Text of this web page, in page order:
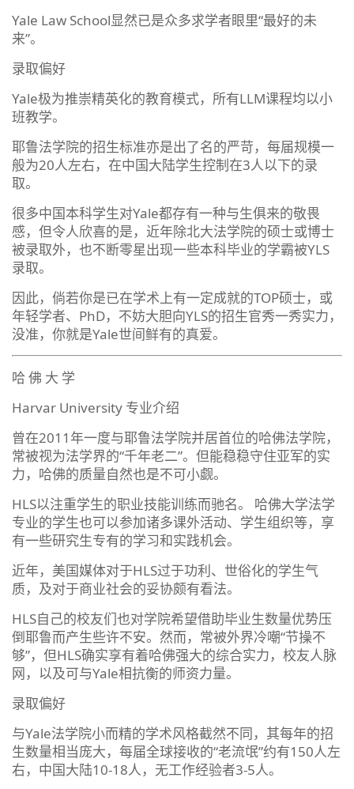
Yale Law School显然已是众多求学者眼里“最好的未
来”。
录取偏好
Yale极为推崇精英化的教育模式，所有LLM课程均以小
班教学。
耶鲁法学院的招生标准亦是出了名的严苛，每届规模一
般为20人左右，在中国大陆学生控制在3人以下的录
取。
很多中国本科学生对Yale都存有一种与生俱来的敬畏
感，但令人欣喜的是，近年除北大法学院的硕士或博士
被录取外，也不断零星出现一些本科毕业的学霸被YLS
录取。
因此，倘若你是已在学术上有一定成就的TOP硕士，或
年轻学者、PhD，不妨大胆向YLS的招生官秀一秀实力，
没准，你就是Yale世间鲜有的真爱。
哈 佛 大 学
Harvar University 专业介绍
曾在2011年一度与耶鲁法学院并居首位的哈佛法学院，
常被视为法学界的“千年老二”。但能稳稳守住亚军的实
力，哈佛的质量自然也是不可小觑。
HLS以注重学生的职业技能训练而驰名。 哈佛大学法学
专业的学生也可以参加诸多课外活动、学生组织等，享
有一些研究生专有的学习和实践机会。
近年，美国媒体对于HLS过于功利、世俗化的学生气
质，及对于商业社会的妥协颇有看法。
HLS自己的校友们也对学院希望借助毕业生数量优势压
倒耶鲁而产生些许不安。然而，常被外界冷嘲“节操不
够”，但HLS确实享有着哈佛强大的综合实力，校友人脉
网，以及可与Yale相抗衡的师资力量。
录取偏好
与Yale法学院小而精的学术风格截然不同，其每年的招
生数量相当庞大，每届全球接收的“老流氓”约有150人左
右，中国大陆10-18人，无工作经验者3-5人。